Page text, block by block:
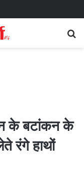
के बटांकन के
रंगे हाथों